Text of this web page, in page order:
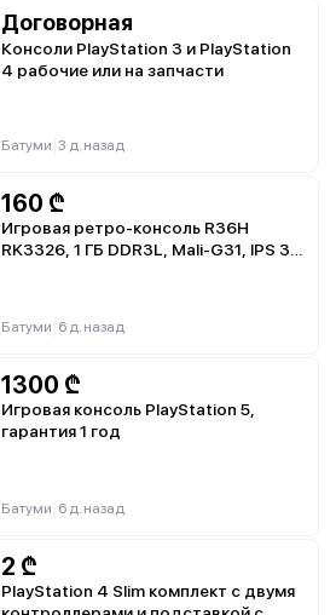
Договорная
Консоли PlayStation 3 и PlayStation
4 рабочие или на запчасти
Батуми 3 д. назад
160 ₾
Игровая ретро-консоль R36H
RK3326, 1 ГБ DDR3L, Mali-G31, IPS 3,5
Батуми 6 д. назад
1300 ₾
Игровая консоль PlayStation 5,
гарантия 1 год
Батуми 6 д. назад
2 ₾
PlayStation 4 Slim комплект с двумя